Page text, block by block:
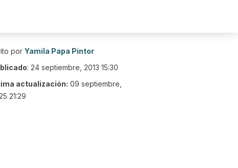
por Yamila Papa Pintor
: 24 septiembre, 2013 15:30
actualización: 09 septiembre,
21:29